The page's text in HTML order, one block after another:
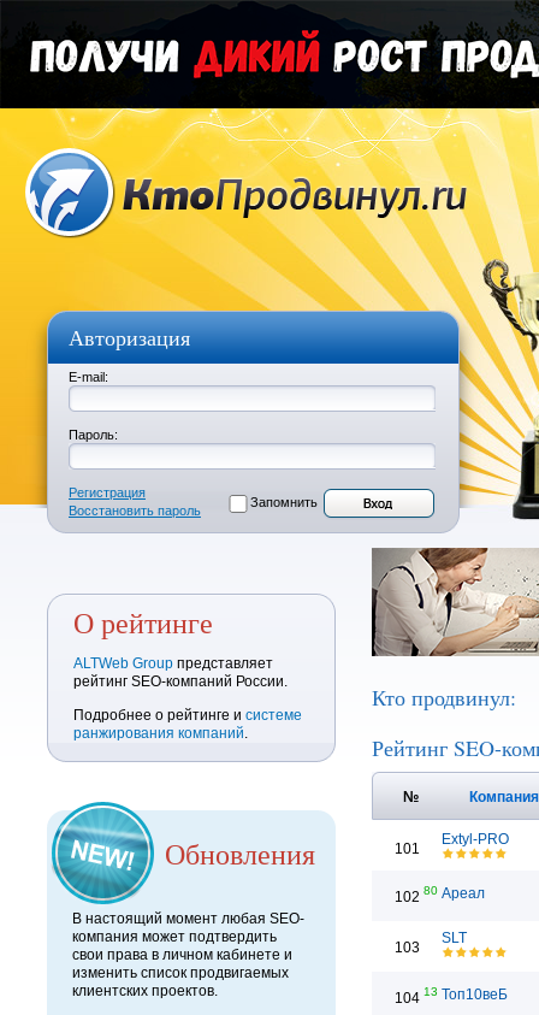
Авторизация
E-mail:
Пароль:
Регистрация
Восстановить пароль
Запомнить
О рейтинге
ALTWeb Group представляет
рейтинг SEO-компаний России.
Подробнее о рейтинге и системе
ранжирования компаний.
Обновления
В настоящий момент любая SEO-
компания может подтвердить
свои права в личном кабинете и
изменить список продвигаемых
клиентских проектов.
Кто продвинул:
Рейтинг SEO-
№
101
Extyl-PRO
102 80 Ареал
103
SLT
104 13 Топ10веБ